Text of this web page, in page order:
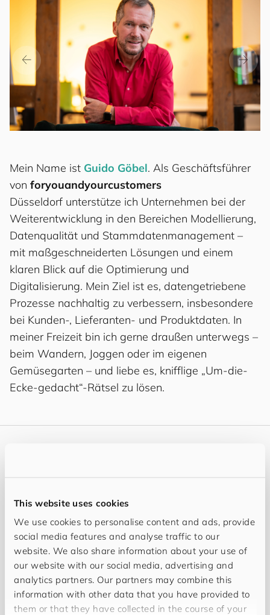
This website uses cookies
We use cookies to personalise content and ads, provide
social media features and analyse traffic to our
website. We also share information about your use of
our website with our social media, advertising and
analytics partners. Our partners may combine this
information with other data that you have provided to
them or that they have collected in the course of your
Mein Name ist Guido Göbel. Als Geschäftsführer
von foryouandyourcustomers
Düsseldorf unterstütze ich Unternehmen bei der
Weiterentwicklung in den Bereichen Modellierung,
Datenqualität und Stammdatenmanagement –
mit maßgeschneiderten Lösungen und einem
klaren Blick auf die Optimierung und
Digitalisierung. Mein Ziel ist es, datengetriebene
Prozesse nachhaltig zu verbessern, insbesondere
bei Kunden-, Lieferanten- und Produktdaten. In
meiner Freizeit bin ich gerne draußen unterwegs –
beim Wandern, Joggen oder im eigenen
Gemüsegarten – und liebe es, knifflige „Um-die-
Ecke-gedacht“-Rätsel zu lösen.